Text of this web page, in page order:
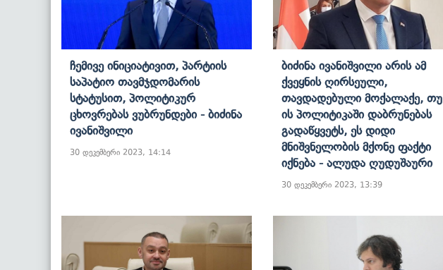
Ჩემივე Ინიციატივით, Პარტიის
Საპატიო Თავმჯდომარის
Სტატუსით, Პოლიტიკურ
Ცხოვრებას Ვუბრუნდები - Ბიძინა
Ივანიშვილი
30 დეკემბერი 2023, 14:14
Ბიძინა Ივანიშვილი Არის Ამ
Ქვეყნის Ღირსეული,
Თავდადებული Მოქალაქე, Თუ
Ის Პოლიტიკაში Დაბრუნებას
Გადაწყვეტს, Ეს Დიდი
Მნიშვნელობის Მქონე Ფაქტი
Იქნება - Ალუდა Ღუდუშაური
30 დეკემბერი 2023, 13:39